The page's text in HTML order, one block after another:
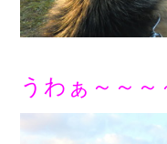
うわぁ～～～